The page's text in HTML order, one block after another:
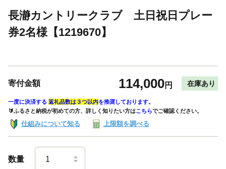
長瀞カントリークラブ 土日祝日プレー
券2名様【1219670】
寄付金額 114,000円 在庫あり
一度に決済する 返礼品数は３つ以内を推奨しております。
🔰ふるさと納税が初めての方、詳しく知りたい方はこちらでご確認ください。
仕組みについて知る 上限額を調べる
数量